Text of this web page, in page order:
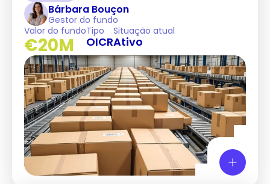
Bárbara Bouçon
Gestor do fundo
Valor do fundo
€20M
Tipo
OICR
Situação atual
Ativo